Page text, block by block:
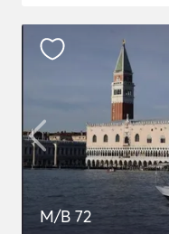
M/B 72